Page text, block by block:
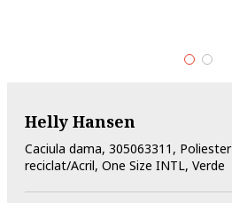
Helly Hansen
Caciula dama, 305063311, Poliester
reciclat/Acril, One Size INTL, Verde